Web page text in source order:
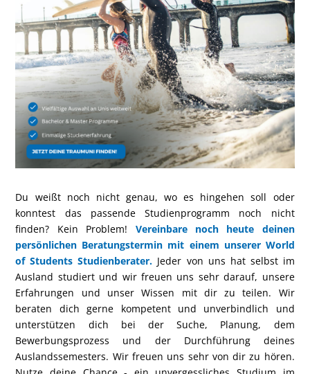
Du weißt noch nicht genau, wo es hingehen soll oder
konntest das passende Studienprogramm noch nicht
finden? Kein Problem! Vereinbare noch heute deinen
persönlichen Beratungstermin mit einem unserer World
of Students Studienberater. Jeder von uns hat selbst im
Ausland studiert und wir freuen uns sehr darauf, unsere
Erfahrungen und unser Wissen mit dir zu teilen. Wir
beraten dich gerne kompetent und unverbindlich und
unterstützen dich bei der Suche, Planung, dem
Bewerbungsprozess und der Durchführung deines
Auslandssemesters. Wir freuen uns sehr von dir zu hören.